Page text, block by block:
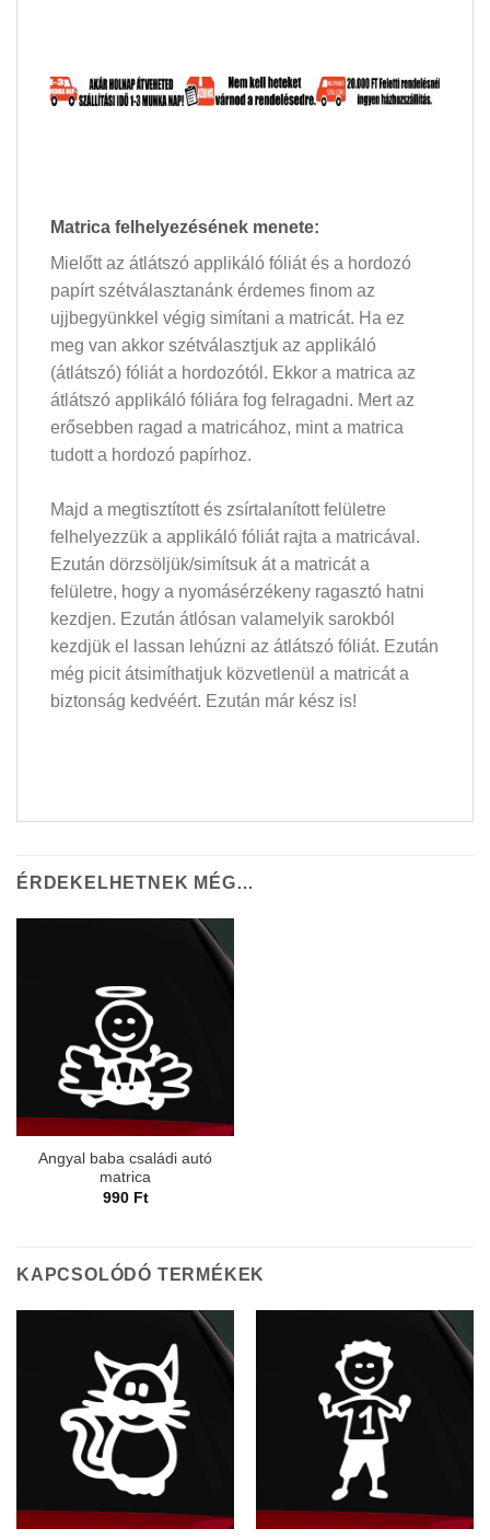
Matrica felhelyezésének menete:
Mielőtt az átlátszó applikáló fóliát és a hordozó
papírt szétválasztanánk érdemes finom az
ujjbegyünkkel végig simítani a matricát. Ha ez
meg van akkor szétválasztjuk az applikáló
(átlátszó) fóliát a hordozótól. Ekkor a matrica az
átlátszó applikáló fóliára fog felragadni. Mert az
erősebben ragad a matricához, mint a matrica
tudott a hordozó papírhoz.
Majd a megtisztított és zsírtalanított felületre
felhelyezzük a applikáló fóliát rajta a matricával.
Ezután dörzsöljük/simítsuk át a matricát a
felületre, hogy a nyomásérzékeny ragasztó hatni
kezdjen. Ezután átlósan valamelyik sarokból
kezdjük el lassan lehúzni az átlátszó fóliát. Ezután
még picit átsimíthatjuk közvetlenül a matricát a
biztonság kedvéért. Ezután már kész is!
ÉRDEKELHETNEK MÉG…
Angyal baba családi autó
matrica
990 Ft
KAPCSOLÓDÓ TERMÉKEK